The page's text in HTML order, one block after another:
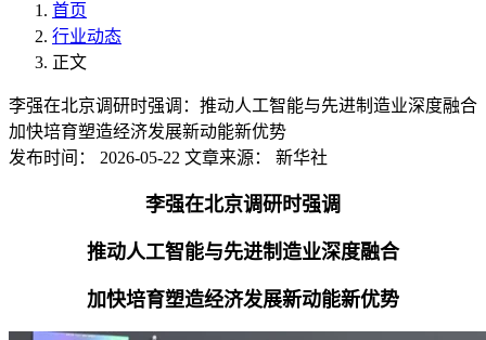
首页
行业动态
正文
李强在北京调研时强调：推动人工智能与先进制造业深度融合
加快培育塑造经济发展新动能新优势
发布时间：
2026-05-22 文章来源： 新华社
李强在北京调研时强调
推动人工智能与先进制造业深度融合
加快培育塑造经济发展新动能新优势